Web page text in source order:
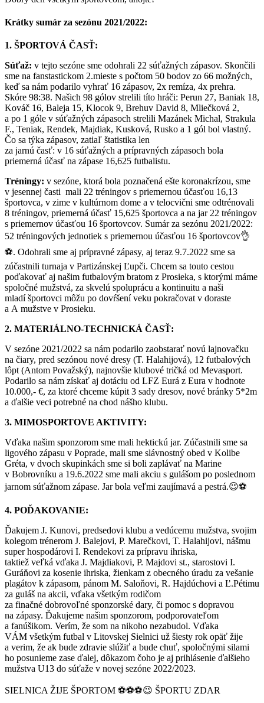
Krátky sumár za sezónu 2021/2022:
1. ŠPORTOVÁ ČASŤ:
Súťaž: v tejto sezóne sme odohrali 22 súťažných zápasov. Skončili
sme na fanstastickom 2.mieste s počtom 50 bodov zo 66 možných,
keď sa nám podarilo vyhrať 16 zápasov, 2x remíza, 4x prehra.
Skóre 98:38. Našich 98 gólov strelili títo hráči: Perun 27, Baniak 18,
Kováč 16, Baleja 15, Klocok 9, Brehuv David 8, Mliečková 2,
a po 1 góle v súťažných zápasoch strelili Mazánek Michal, Strakula
F., Teniak, Rendek, Majdiak, Kusková, Rusko a 1 gól bol vlastný.
Čo sa týka zápasov, zatiaľ štatistika len
za jarnú časť: v 16 súťažných a prípravných zápasoch bola
priemerná účasť na zápase 16,625 futbalistu.
Tréningy: v sezóne, ktorá bola poznačená ešte koronakrízou, sme
v jesennej časti mali 22 tréningov s priemernou účasťou 16,13
športovca, v zime v kultúrnom dome a v telocvični sme odtrénovali
8 tréningov, priemerná účasť 15,625 športovca a na jar 22 tréningov
s priemernov účasťou 16 športovcov. Sumár za sezónu 2021/2022:
52 tréningových jednotiek s priemernou účasťou 16 športovcov👌
⚽. Odohrali sme aj prípravné zápasy, aj teraz 9.7.2022 sme sa
zúčastnili turnaja v Partizánskej Ľupči. Chcem sa touto cestou
poďakovať aj našim futbalovým bratom z Prosieka, s ktorými máme
spoločné mužstvá, za skvelú spoluprácu a kontinuitu a naši
mladí športovci môžu po dovŕšení veku pokračovat v doraste
a A mužstve v Prosieku.
2. MATERIÁLNO-TECHNICKÁ ČASŤ:
V sezóne 2021/2022 sa nám podarilo zaobstarať novú lajnovačku
na čiary, pred sezónou nové dresy (T. Halahijová), 12 futbalových
lôpt (Antom Považský), najnovšie klubové tričká od Mevasport.
Podarilo sa nám získať aj dotáciu od LFZ Eurá z Eura v hodnote
10.000,- €, za ktoré chceme kúpit 3 sady dresov, nové bránky 5*2m
a ďalšie veci potrebné na chod nášho klubu.
3. MIMOSPORTOVE AKTIVITY:
Vďaka našim sponzorom sme mali hektickú jar. Zúčastnili sme sa
ligového zápasu v Poprade, mali sme slávnostný obed v Kolibe
Gréta, v dvoch skupinkách sme si boli zaplávať na Marine
v Bobrovníku a 19.6.2022 sme mali akciu s gulášom po poslednom
jarnom súťažnom zápase. Jar bola veľmi zaujímavá a pestrá.😉⚽
4. POĎAKOVANIE:
Ďakujem J. Kunovi, predsedovi klubu a vedúcemu mužstva, svojim
kolegom trénerom J. Balejovi, P. Marečkovi, T. Halahijovi, nášmu
super hospodárovi I. Rendekovi za prípravu ihriska,
taktiež veľká vďaka J. Majdiakovi, P. Majdovi st., starostovi I.
Guráňovi za kosenie ihriska, žienkam z obecného úradu za vešanie
plagátov k zápasom, pánom M. Saloňovi, R. Hajdúchovi a Ľ.Pétimu
za guláš na akcii, vďaka všetkým rodičom
za finačné dobrovoľné sponzorské dary, či pomoc s dopravou
na zápasy. Ďakujeme našim sponzorom, podporovateľom
a fanúšikom. Verím, že som na nikoho nezabudol. Vďaka
VÁM všetkým futbal v Litovskej Sielnici už šiesty rok opäť žije
a verim, že ak bude zdravie slúžiť a bude chuť, spoločnými silami
ho posunieme zase ďalej, dôkazom čoho je aj prihlásenie ďalšieho
mužstva U13 do súťaže v novej sezóne 2022/2023.
SIELNICA ŽIJE ŠPORTOM ⚽⚽⚽😉 ŠPORTU ZDAR